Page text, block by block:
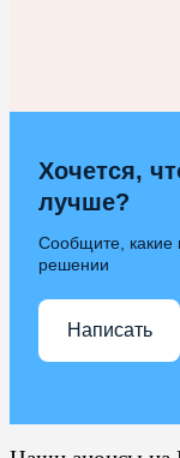
Хочется,
лучше?
Сообщите, какие
решении
Написать